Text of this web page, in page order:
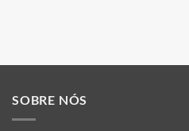
SOBRE NÓS